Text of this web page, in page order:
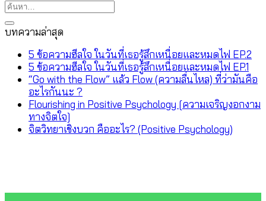
บทความล่าสุด
5 ข้อความฮีลใจ ในวันที่เธอรู้สึกเหนื่อยและหมดไฟ EP.2
5 ข้อความฮีลใจ ในวันที่เธอรู้สึกเหนื่อยและหมดไฟ EP.1
“Go with the Flow” แล้ว Flow (ความลื่นไหล) ที่ว่ามันคือ
อะไรกันนะ ?
Flourishing in Positive Psychology [ความเจริญงอกงาม
ทางจิตใจ]
จิตวิทยาเชิงบวก คืออะไร? (Positive Psychology)